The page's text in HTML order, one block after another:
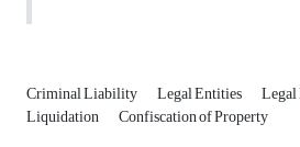
Criminal Liability Legal Entities
Liquidation Confiscation of Property